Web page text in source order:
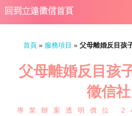
首頁 » 服務項目 » 父母離婚反目孩
父母離婚反目孩
徵信社
專業辦案透明價位